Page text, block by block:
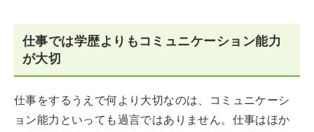
仕事では学歴よりもコミュニケーション能力
が大切
仕事をするうえで何より大切なのは、コミュニケーシ
ョン能力といっても過言ではありません。仕事はほか